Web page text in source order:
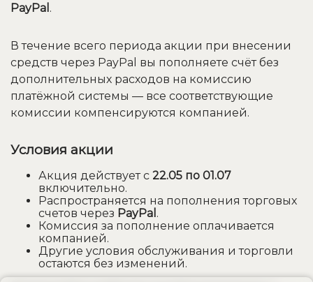
PayPal .
В течение всего периода акции при внесении
средств через PayPal вы пополняете счёт без
дополнительных расходов на комиссию
платёжной системы — все соответствующие
комиссии компенсируются компанией.
Условия акции
Акция действует с 22.05 по 01.07
включительно.
Распространяется на пополнения торговых
счетов через PayPal .
Комиссия за пополнение оплачивается
компанией.
Другие условия обслуживания и торговли
остаются без изменений.